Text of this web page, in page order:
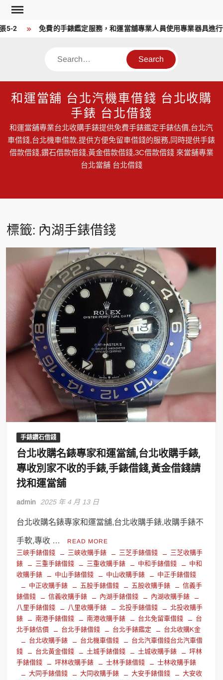
Skip
content
5-2 免費的手錶鑑定服務，和運當舖專業人員使用專業器具進
Search
和運當舖 台北汽機車借錢 台北收購
手錶 台北借錢
和運當舖專業台北收購手錶提供免費手錶鑑定手錶估價,台北汽
車借錢,台北機車借款,提供方便免留車借錢的服務,同時提供手錶
借款借錢,鑽石借款借錢,黃金借款借錢,3C借款借錢 來當舖專業
台北當舖 台北借錢
標籤: 內湖手錶借錢
手錶鑽石借錢
台北收購名錶專家和運當舖,台北收購手錶,
專收別家不收的手錶,手錶借錢,黃金借錢請
找和運當舖
admin 2025 年 4 月 13 日
台北收購名錶專家和運當舖,台北收購手錶,收購手錶不
手軟,專收 … READ MORE
三峽手錶借錢 三峽收購手錶 三芝手錶借錢
三芝收購手
錶
三重手錶借錢 三重收購手錶 中和手錶借錢
中和
收購手錶
中山手錶借錢 中山收購手錶
中正手錶借錢
中正收購手錶
五股手錶借錢 五股收購手錶
信義手
錶借錢
信義收購手錶 內湖手錶借錢
內湖收購手錶
八里手錶借錢
八里收購手錶 北投手錶借錢
北投收購手
錶
南港手錶借錢 南港收購手錶 台北免留車借錢
台
北手錶估價
台北手錶借錢 台北手錶鑑定
台北收購K金
台北收購手錶
台北機車借錢
台北汽車借錢台北汽車借
錢
台北黃金借錢 土城手錶借錢 土城收購手錶
坪林
手錶借錢
坪林收購手錶 士林手錶借錢
士林收購手錶
大同手錶借錢
大同收購手錶 大安手錶借錢
大安收